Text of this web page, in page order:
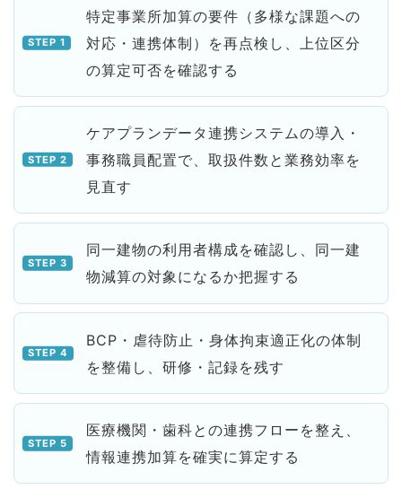
特定事業所加算の要件（多様な課題への
対応・連携体制）を再点検し、上位区分
の算定可否を確認する
ケアプランデータ連携システムの導入・
事務職員配置で、取扱件数と業務効率を
見直す
同一建物の利用者構成を確認し、同一建
物減算の対象になるか把握する
BCP・虐待防止・身体拘束適正化の体制
を整備し、研修・記録を残す
医療機関・歯科との連携フローを整え、
情報連携加算を確実に算定する